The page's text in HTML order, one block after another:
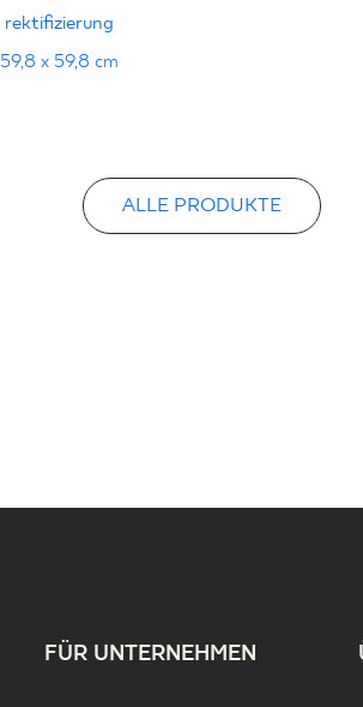
rektifizierung
59,8 x 59,8 cm
ALLE PRODUKTE
FÜR UNTERNEHMEN